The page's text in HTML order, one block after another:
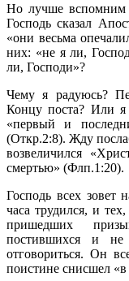
Но лучше вспомним
Господь сказал
«они весьма
них: «не я ли,
ли, Господи»?
Чему я радуюсь?
Концу поста? Или я
«первый и
(Откр.2:8). Жду
возвеличился
смертью» (Флп.1:20).
Господь всех зовет
часа трудился, и
пришедших
постившихся и
отговориться. Он
поистине снисшел